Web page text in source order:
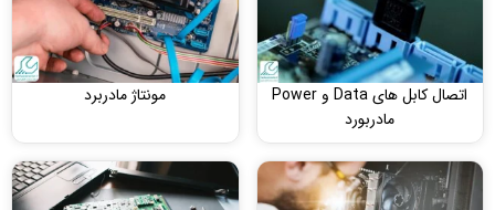
اتصال کابل های Data و Power
مادربورد
مونتاژ مادربرد